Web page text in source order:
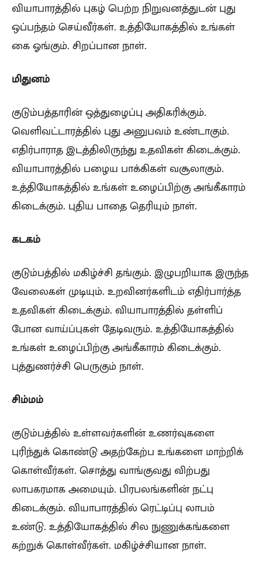
வியாபாரத்தில் புகழ் பெற்ற நிறுவனத்துடன் புது
ஒப்பந்தம் செய்வீர்கள். உத்தியோகத்தில் உங்கள்
கை ஓங்கும். சிறப்பான நாள்.
மிதுனம்
குடும்பத்தாரின் ஒத்துழைப்பு அதிகரிக்கும்.
வெளிவட்டாரத்தில் புது அனுபவம் உண்டாகும்.
எதிர்பாராத இடத்திலிருந்து உதவிகள் கிடைக்கும்.
வியாபாரத்தில் பழைய பாக்கிகள் வசூலாகும்.
உத்தியோகத்தில் உங்கள் உழைப்பிற்கு அங்கீகாரம்
கிடைக்கும். புதிய பாதை தெரியும் நாள்.
கடகம்
குடும்பத்தில் மகிழ்ச்சி தங்கும். இழுபறியாக இருந்த
வேலைகள் முடியும். உறவினர்களிடம் எதிர்பார்த்த
உதவிகள் கிடைக்கும். வியாபாரத்தில் தள்ளிப்
போன வாய்ப்புகள் தேடிவரும். உத்தியோகத்தில்
உங்கள் உழைப்பிற்கு அங்கீகாரம் கிடைக்கும்.
புத்துணர்ச்சி பெருகும் நாள்.
சிம்மம்
குடும்பத்தில் உள்ளவர்களின் உணர்வுகளை
புரிந்துக் கொண்டு அதற்கேற்ப உங்களை மாற்றிக்
கொள்வீர்கள். சொத்து வாங்குவது விற்பது
லாபகரமாக அமையும். பிரபலங்களின் நட்பு
கிடைக்கும். வியாபாரத்தில் ரெட்டிப்பு லாபம்
உண்டு. உத்தியோகத்தில் சில நுணுக்கங்களை
கற்றுக் கொள்வீர்கள். மகிழ்ச்சியான நாள்.